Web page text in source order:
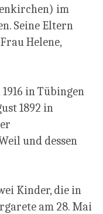
im
Seine Eltern
Helene,
in Tübingen
1892 in
und dessen
Kinder, die in
am 28. Mai